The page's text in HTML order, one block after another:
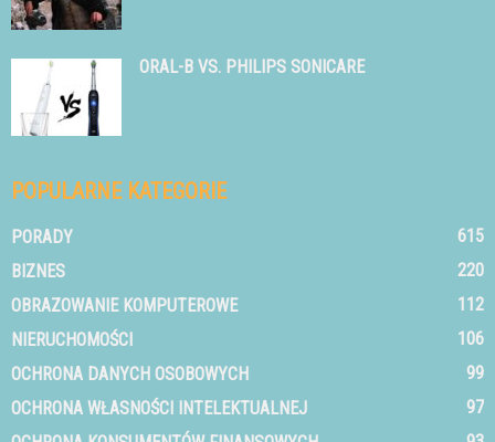
ORAL-B VS. PHILIPS SONICARE
POPULARNE KATEGORIE
PORADY
615
BIZNES
220
OBRAZOWANIE KOMPUTEROWE
112
NIERUCHOMOŚCI
106
OCHRONA DANYCH OSOBOWYCH
99
OCHRONA WŁASNOŚCI INTELEKTUALNEJ
97